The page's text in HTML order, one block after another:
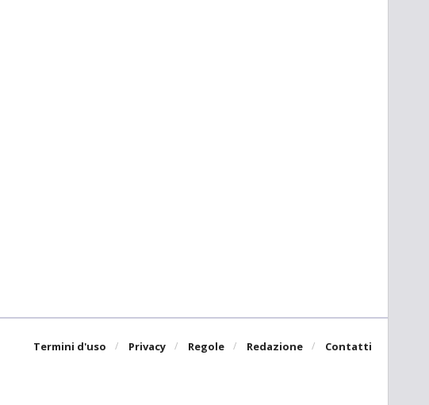
Termini d'uso Privacy Regole Redazione Contatti